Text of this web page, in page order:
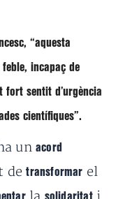
“aquesta
, incapaç de
fort sentit d’urgència
científiques”.
un acord
detransformar el
solidaritat